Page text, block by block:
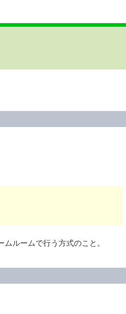
ルームで行う方式のこと。